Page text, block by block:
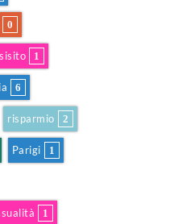
0
1
6
risparmio 2
Parigi 1
1